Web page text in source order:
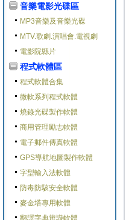
音樂電影光碟區
MP3音樂及音樂光碟
MTV.歌劇.演唱會.電視劇
電影院縣片
程式軟體區
程式軟體合集
微軟系列程式軟體
燒錄光碟製作軟體
商用管理勵志軟體
電子郵件傳真軟體
GPS導航地圖製作軟體
字型輸入法軟體
防毒防駭安全軟體
麥金塔專用軟體
翻譯字典辨識軟體